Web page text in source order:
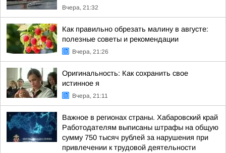
Вчера, 21:32
Как правильно обрезать малину в августе:
полезные советы и рекомендации
Вчера, 21:26
Оригинальность: Как сохранить свое
истинное я
Вчера, 21:11
Важное в регионах страны. Хабаровский край
Работодателям выписаны штрафы на общую
сумму 750 тысяч рублей за нарушения при
привлечении к трудовой деятельности